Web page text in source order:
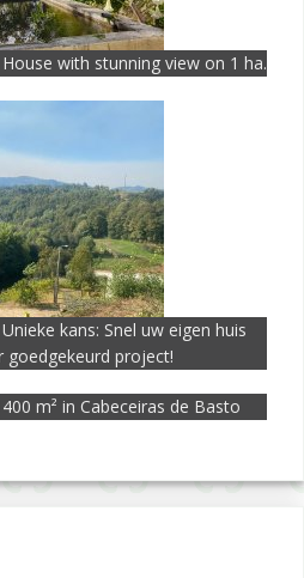
with stunning view on 1 ha.
kans: Snel uw eigen huis
goedgekeurd project!
m² in Cabeceiras de Basto